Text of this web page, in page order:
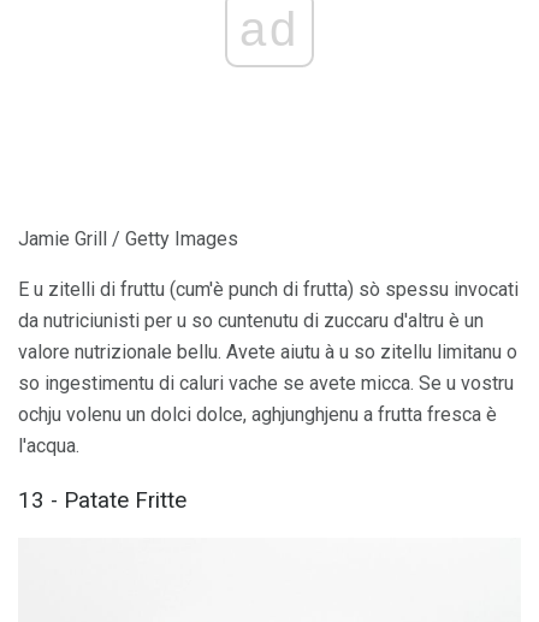
ad
Jamie Grill / Getty Images
E u zitelli di fruttu (cum'è punch di frutta) sò spessu invocati
da nutriciunisti per u so cuntenutu di zuccaru d'altru è un
valore nutrizionale bellu. Avete aiutu à u so zitellu limitanu o
so ingestimentu di caluri vache se avete micca. Se u vostru
ochju volenu un dolci dolce, aghjunghjenu a frutta fresca è
l'acqua.
13 - Patate Fritte